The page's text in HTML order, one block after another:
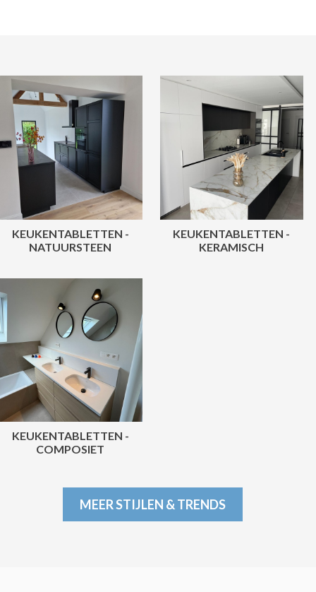
KEUKENTABLETTEN -
NATUURSTEEN
KEUKENTABLETTEN -
KERAMISCH
KEUKENTABLETTEN -
COMPOSIET
MEER STIJLEN & TRENDS